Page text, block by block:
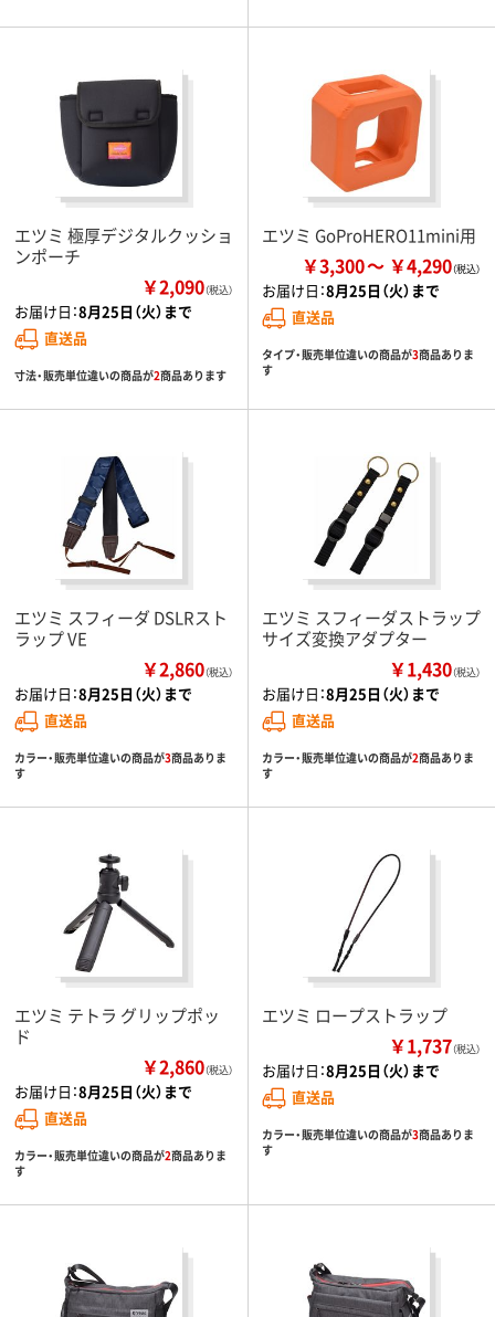
エツミ 極厚デジタルクッショ
ンポーチ
￥2,090（税込）
お届け日：8月25日（火）まで
直送品
寸法・販売単位違いの商品が2商品あります
エツミ GoProHERO11mini用
￥3,300 ￥4,290
お届け日：8月25日（火）まで
直送品
タイプ・販売単位違いの商品が3商品ありま
す
エツミ スフィーダ DSLRスト
ラップ VE
￥2,860（税込）
お届け日：8月25日（火）まで
直送品
カラー・販売単位違いの商品が3商品ありま
す
エツミ スフィーダストラップ
サイズ変換アダプター
￥1,430（税込）
お届け日：8月25日（火）まで
直送品
カラー・販売単位違いの商品が2商品ありま
す
エツミ テトラ グリップポッ
ド
￥2,860（税込）
お届け日：8月25日（火）まで
直送品
カラー・販売単位違いの商品が2商品ありま
す
エツミ ロープストラップ
￥1,737（税込）
お届け日：8月25日（火）まで
直送品
カラー・販売単位違いの商品が3商品ありま
す